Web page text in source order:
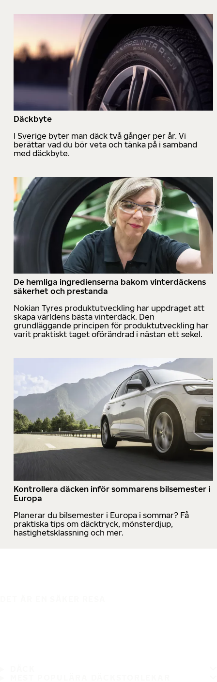
Däckbyte
I Sverige byter man däck två gånger per år. Vi
berättar vad du bör veta och tänka på i samband
med däckbyte.
De hemliga ingredienserna bakom vinterdäckens
säkerhet och prestanda
Nokian Tyres produktutveckling har uppdraget att
skapa världens bästa vinterdäck. Den
grundläggande principen för produktutveckling har
varit praktiskt taget oförändrad i nästan ett sekel.
Kontrollera däcken inför sommarens bilsemester i
Europa
Planerar du bilsemester i Europa i sommar? Få
praktiska tips om däcktryck, mönsterdjup,
hastighetsklassning och mer.